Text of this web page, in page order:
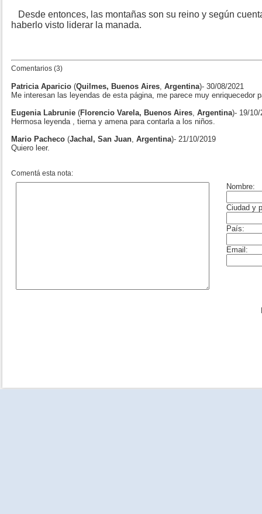
Desde entonces, las montañas son su reino y según
haberlo visto liderar la manada.
Comentarios (3)
Patricia Aparicio (Quilmes, Buenos Aires Argentina)- 30/08/2021
Me interesan las leyendas de esta página, me parece muy enriquecedor
Eugenia Labrunie (Florencio Varela, Buenos Aires Argentina)- 19/10/
Hermosa leyenda , tierna y amena para contarla a los niños.
Mario Pacheco (Jachal, San Juan Argentina)- 21/10/2019
Quiero leer.
Comentá esta nota: